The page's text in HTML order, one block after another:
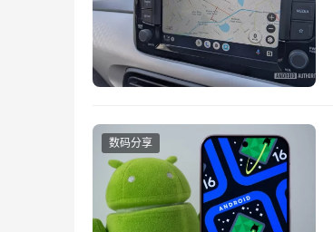
数码分享